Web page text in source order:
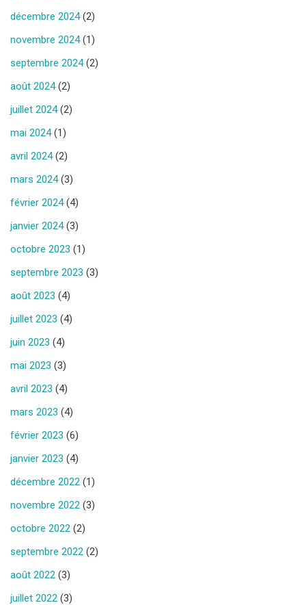
décembre 2024(2)
novembre 2024(1)
septembre 2024(2)
août 2024(2)
juillet 2024(2)
mai 2024(1)
avril 2024(2)
mars 2024(3)
février 2024(4)
janvier 2024(3)
octobre 2023 (1)
septembre 2023 (3)
août 2023 (4)
juillet 2023 (4)
juin 2023 (4)
mai 2023 (3)
avril 2023 (4)
mars 2023 (4)
février 2023 (6)
janvier 2023 (4)
décembre 2022 (1)
novembre 2022 (3)
octobre 2022 (2)
septembre 2022 (2)
août 2022 (3)
juillet 2022 (3)